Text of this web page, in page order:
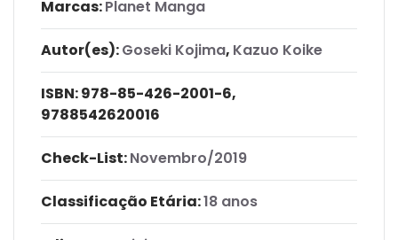
Marcas:Planet Manga
Autor(es):Goseki Kojima, Kazuo Koike
ISBN:978-85-426-2001-6,
9788542620016
Check-List:Novembro/2019
Classificação Etária:18 anos